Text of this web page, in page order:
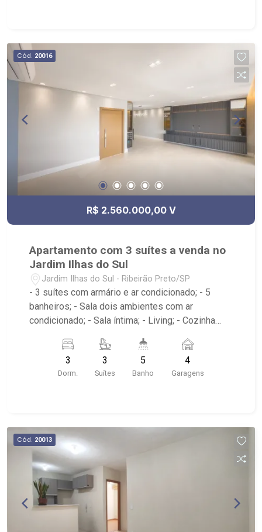
Cód. 20016
R$ 2.560.000,00 V
Apartamento com 3 suítes a venda no
Jardim Ilhas do Sul
Jardim Ilhas do Sul - Ribeirão Preto/SP
- 3 suítes com armário e ar condicionado; - 5
banheiros; - Sala dois ambientes com ar
condicionado; - Sala íntima; - Living; - Cozinha
Lavabo; - Área de serviço com banheiro; -
Varanda gourmet com churrasqueira; - Condômino
com Portaria 24hr,edifício com elevador Espaço
Supermercado, Praça Mateus Nader Nemer e
Oba Hortifruti Farm;
3
Dorm.
3
Suítes
5
Banho
4
Garagens
Cód. 20013